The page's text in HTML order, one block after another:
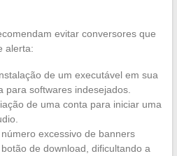
evitar conversores que
alerta:
de um executável em sua
para softwares indesejados.
de uma conta para iniciar uma
excessivo de banners
de download, dificultando a